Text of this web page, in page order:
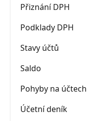
Přiznání DPH
Podklady DPH
Stavy účtů
Saldo
Pohyby na účtech
Účetní deník